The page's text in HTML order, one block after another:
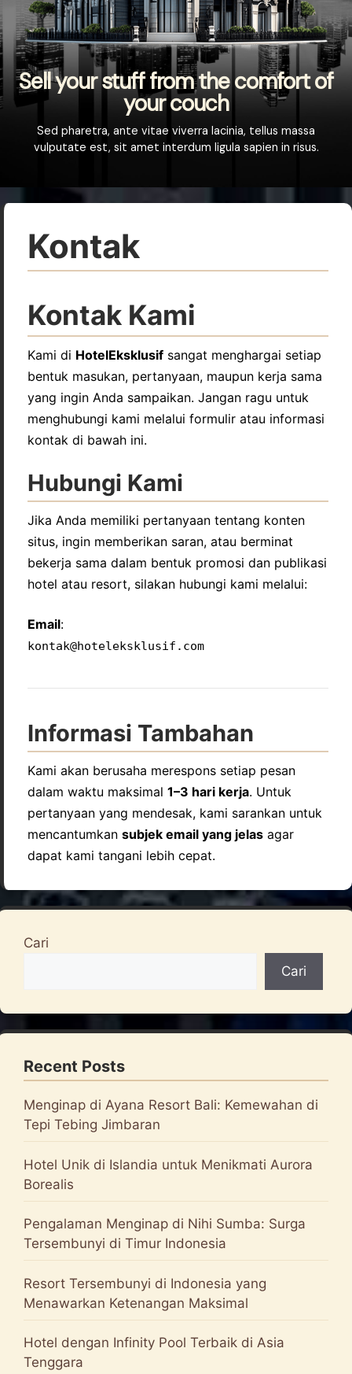
Sell your stuff from the comfort of
your couch
Sed pharetra, ante vitae viverra lacinia, tellus massa
vulputate est, sit amet interdum ligula sapien in risus.
Kontak
Kontak Kami
Kami di HotelEksklusif sangat menghargai setiap
bentuk masukan, pertanyaan, maupun kerja sama
yang ingin Anda sampaikan. Jangan ragu untuk
menghubungi kami melalui formulir atau informasi
kontak di bawah ini.
Hubungi Kami
Jika Anda memiliki pertanyaan tentang konten
situs, ingin memberikan saran, atau berminat
bekerja sama dalam bentuk promosi dan publikasi
hotel atau resort, silakan hubungi kami melalui:
Email:
kontak@hoteleksklusif.com
Informasi Tambahan
Kami akan berusaha merespons setiap pesan
dalam waktu maksimal 1–3 hari kerja. Untuk
pertanyaan yang mendesak, kami sarankan untuk
mencantumkan subjek email yang jelas agar
dapat kami tangani lebih cepat.
Cari
Cari
Recent Posts
Menginap di Ayana Resort Bali: Kemewahan di
Tepi Tebing Jimbaran
Hotel Unik di Islandia untuk Menikmati Aurora
Borealis
Pengalaman Menginap di Nihi Sumba: Surga
Tersembunyi di Timur Indonesia
Resort Tersembunyi di Indonesia yang
Menawarkan Ketenangan Maksimal
Hotel dengan Infinity Pool Terbaik di Asia
Tenggara